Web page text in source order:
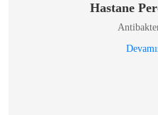
Hastane